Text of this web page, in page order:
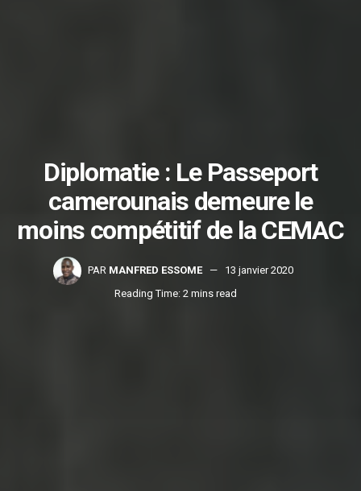
Diplomatie : Le Passeport
camerounais demeure le
moins compétitif de la CEMAC
PAR MANFRED ESSOME
13 janvier 2020
Reading Time: 2 mins read